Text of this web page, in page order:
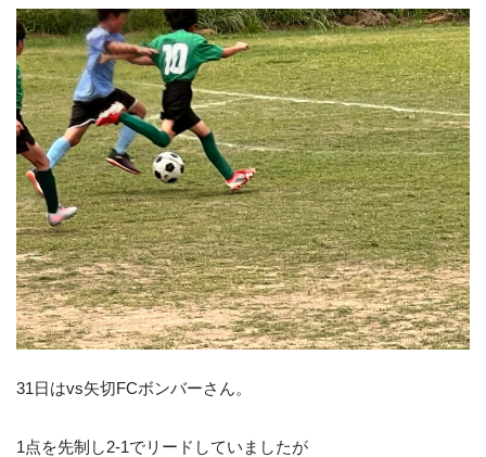
31日はvs矢切FCボンバーさん。
1点を先制し2-1でリードしていましたが